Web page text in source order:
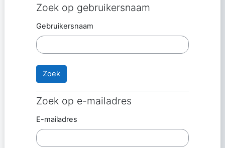
Zoek op gebruikersnaam
Zoek op gebruikersnaam
Gebruikersnaam
Zoek op e-mailadres
Zoek op e-mailadres
E-mailadres